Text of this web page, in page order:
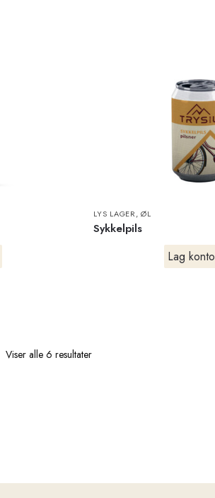
LYS LAGER,ØL
Sykkelpils
Lag konto
Viser alle 6 resultater